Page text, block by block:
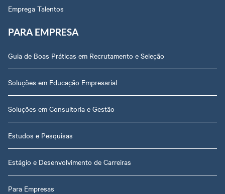
Emprega Talentos
PARA EMPRESA
Guia de Boas Práticas em Recrutamento e Seleção
Soluções em Educação Empresarial
Soluções em Consultoria e Gestão
Estudos e Pesquisas
Estágio e Desenvolvimento de Carreiras
Para Empresas